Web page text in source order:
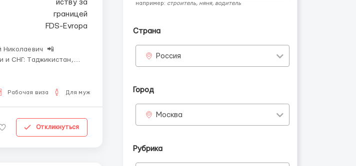
Рабочая виза Для мужчин
Откликнуться
например: строитель, няня, водитель
Страна
Россия
Город
Москва
Рубрика